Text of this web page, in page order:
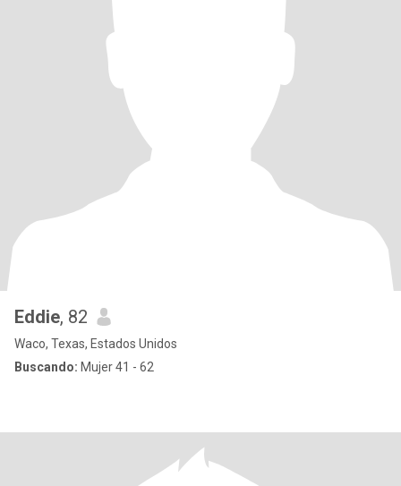
Eddie, 82
Waco, Texas, Estados Unidos
Buscando: Mujer 41 - 62